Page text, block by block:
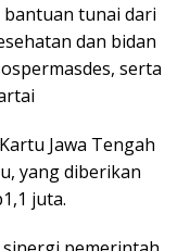
bantuan tunai dari
dan bidan
serta
Jawa Tengah
yang diberikan
juta.